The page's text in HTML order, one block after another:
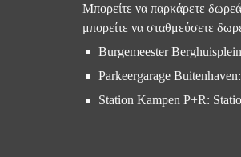
Μπορείτε να παρκάρετε
μπορείτε να σταθμεύσετε
Burgemeester
Parkeergarage
Station Kampen P+R: